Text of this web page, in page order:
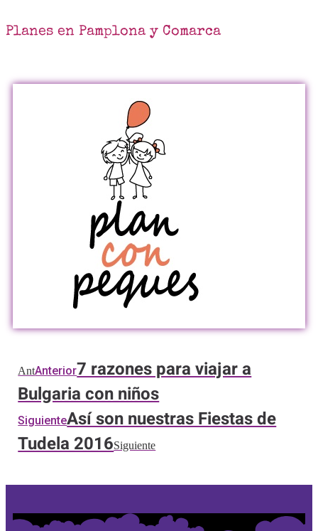
Planes en Pamplona y Comarca
AntAnterior7 razones para viajar a
Bulgaria con niños
SiguienteAsí son nuestras Fiestas de
Tudela 2016Siguiente